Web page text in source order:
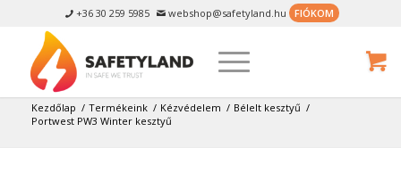
 +36 30 259 5985  webshop@safetyland.hu FIÓKOM
Kezdőlap / Termékeink / Kézvédelem / Bélelt kesztyű /
Portwest PW3 Winter kesztyű